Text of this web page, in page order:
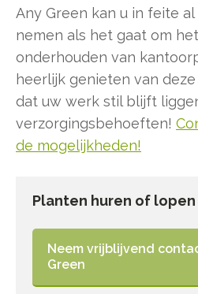
Any Green kan u in feite
nemen als het gaat om
onderhouden van
heerlijk genieten van
dat uw werk stil blijft
verzorgingsbehoeften!
de mogelijkheden!
Planten huren of
Neem vrijblijvend
Green